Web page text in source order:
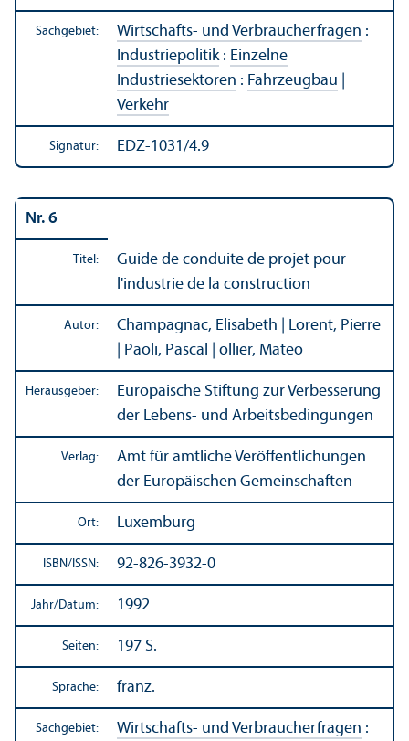
Sachgebiet: Wirtschafts- und Verbraucherfragen :
Industriepolitik: Einzelne
Industriesektoren : Fahrzeugbau
Verkehr
Signatur: EDZ-1031/4.9
Nr. 6
Titel:
Guide de conduite de projet pour
l'industrie de la construction
Autor:
Champagnac, Elisabeth | Lorent, Pierre
| Paoli, Pascal | ollier, Mateo
Herausgeber:
Europäische Stiftung zur Verbesserung
der Lebens- und Arbeits­bedingungen
Verlag:
Amt für amtliche Veröffentlichungen
der Europäischen Gemeinschaften
Ort: Luxemburg
ISBN/ ISSN: 92-826-3932-0
Jahr/Datum: 1992
Seiten: 197 S.
Sprache: franz.
Sachgebiet: Wirtschafts- und Verbraucherfragen :